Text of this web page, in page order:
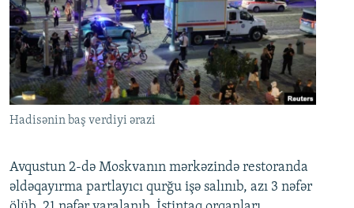
Hadisənin baş verdiyi ərazi
Avqustun 2-də Moskvanın mərkəzində restoranda
əldəqayırma partlayıcı qurğu işə salınıb, azı 3 nəfər